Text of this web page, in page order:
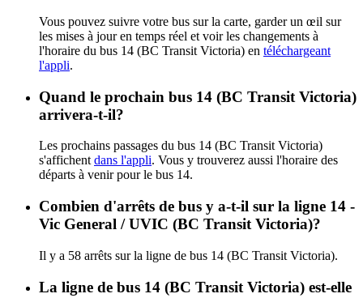
Vous pouvez suivre votre bus sur la carte, garder un œil sur
les mises à jour en temps réel et voir les changements à
l'horaire du bus 14 (BC Transit Victoria) en téléchargeant
l'appli.
Quand le prochain bus 14 (BC Transit Victoria)
arrivera-t-il?
Les prochains passages du bus 14 (BC Transit Victoria)
s'affichent dans l'appli. Vous y trouverez aussi l'horaire des
départs à venir pour le bus 14.
Combien d'arrêts de bus y a-t-il sur la ligne 14 -
Vic General / UVIC (BC Transit Victoria)?
Il y a 58 arrêts sur la ligne de bus 14 (BC Transit Victoria).
La ligne de bus 14 (BC Transit Victoria) est-elle